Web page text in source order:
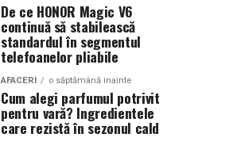
De ce HONOR Magic V6
continuă să stabilească
standardul în segmentul
telefoanelor pliabile
AFACERI o săptămână inainte
Cum alegi parfumul potrivit
pentru vară? Ingredientele
care rezistă în sezonul cald